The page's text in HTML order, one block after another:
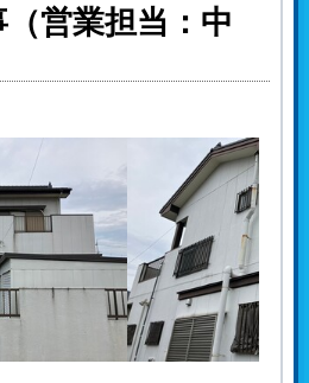
営業担当：中